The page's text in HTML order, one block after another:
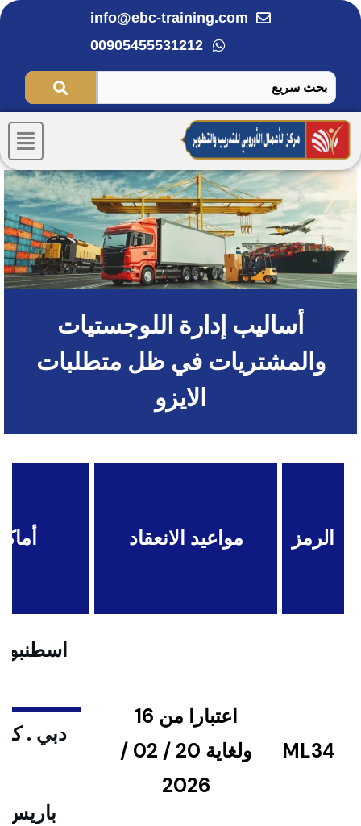
تخطي
info@ebc-training.com
00905455531212
أساليب إدارة اللوجستيات
والمشتريات في ظل متطلبات
الايزو
الرمز مواعيد الانعقاد
ML34
اعتبارا من 16
ولغاية 20 / 02 /
2026
دبي .
باريس